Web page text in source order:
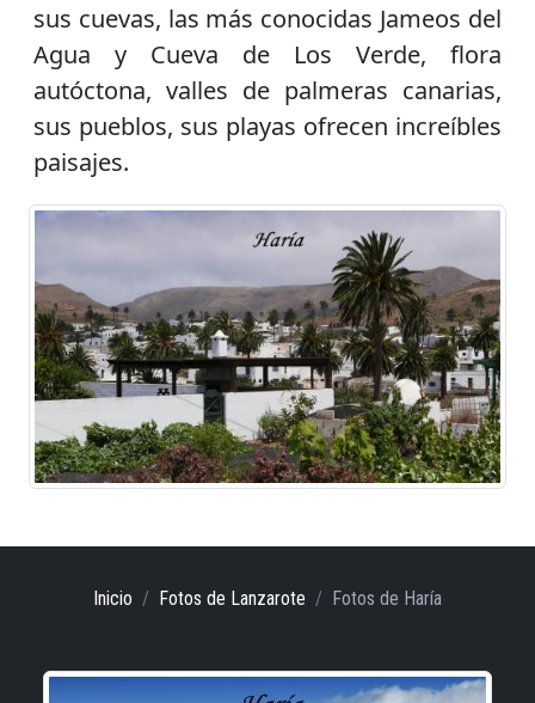
sus cuevas, las más conocidas Jameos del
Agua y Cueva de Los Verde, flora
autóctona, valles de palmeras canarias,
sus pueblos, sus playas ofrecen increíbles
paisajes.
Inicio Fotos de Lanzarote Fotos de Haría